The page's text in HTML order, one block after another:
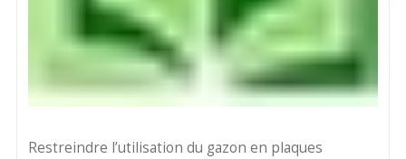
Restreindre l’utilisation du gazon en plaques